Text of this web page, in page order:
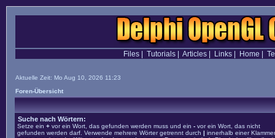
Files| Tutorials| Articles| Links| Home
Aktuelle Zeit: Mo Aug 10, 2026 11:23
Foren-Übersicht
Suche nach Wörtern:
Setze ein + vor ein Wort, das gefunden werden muss und ein - vor ein Wort, das nicht
gefunden werden darf. Verwende mehrere Wörter getrennt durch | innerhalb einer